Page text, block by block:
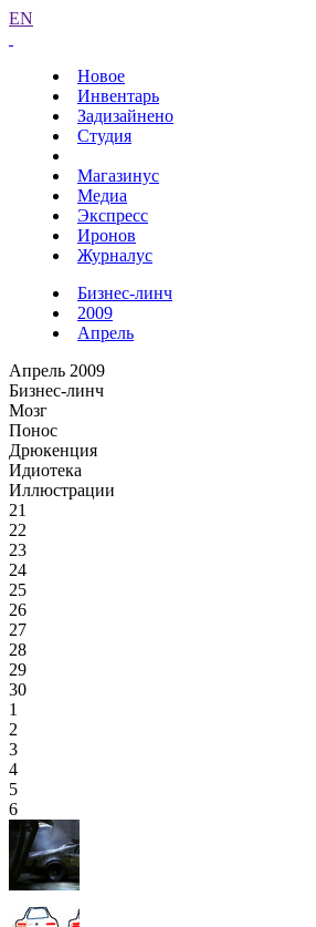
EN
Новое
Инвентарь
Задизайнено
Студия
Магазинус
Медиа
Экспресс
Иронов
Журналус
Бизнес-линч
2009
Апрель
Апрель 2009
Бизнес-линч
Мозг
Понос
Дрюкенция
Идиотека
Иллюстрации
21
22
23
24
25
26
27
28
29
30
1
2
3
4
5
6